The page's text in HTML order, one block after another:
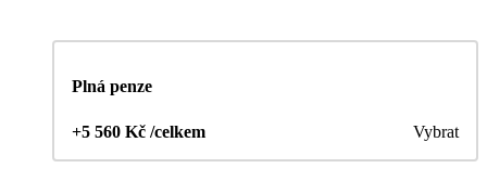
Plná penze
+5 560 Kč /celkem Vybrat